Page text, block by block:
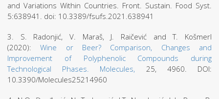
and Variations Within Countries. Front. Sustain. Food Syst.
5:638941. doi: 10.3389/fsufs.2021.638941
3. S. Radonjić, V. Maraš, J. Raičević and T. Košmerl
(2020):Wine or Beer? Comparison, Changes and
Improvement of Polyphenolic Compounds during
Technological Phases. Molecules, 25, 4960. DOI:
10.3390/Molecules25214960